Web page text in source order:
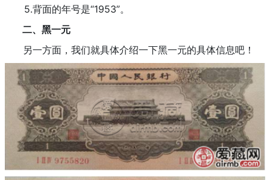
5.背面的年号是“1953”。
二、黑一元
另一方面，我们就具体介绍一下黑一元的具体信息吧！